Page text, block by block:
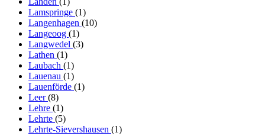
Lamspringe (1)
Langenhagen (10)
Langeoog (1)
Langwedel (3)
Lathen (1)
Laubach (1)
Lauenau (1)
Lauenförde (1)
Leer(8)
Lehre (1)
Lehrte (5)
Lehrte-Sievershausen (1)